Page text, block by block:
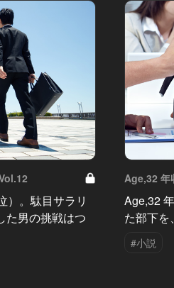
）。駄目サラリ
た男の挑戦はつ
Age,32 年
Age,32
た部下
#小説